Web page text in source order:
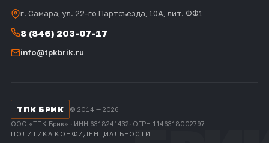
г. Самара, ул. 22-го Партсъезда, 10А, лит. ФФ1
8 (846) 203-07-17
info@tpkbrik.ru
ТПК БРИК
© 2014 — 2026
ООО «ТПК Брик» · ИНН 6318241432· ОГРН 1146318002797
ПОЛИТИКА КОНФИДЕНЦИАЛЬНОСТИ